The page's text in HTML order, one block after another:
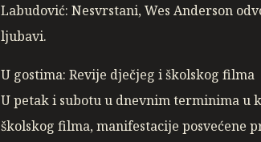
Labudović: Nesvrstani, Wes Anderson
ljubavi.
U gostima: Revije dječjeg i školskog filma
U petak i subotu u dnevnim terminima u
školskog filma, manifestacije posvećene